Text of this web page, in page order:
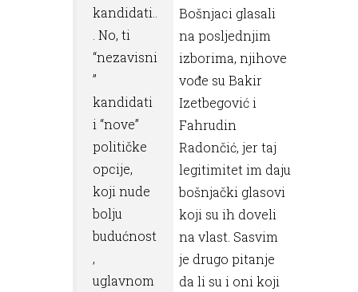
kandidati..
. No, ti
“nezavisni
”
kandidati
i “nove”
političke
opcije,
koji nude
bolju
budućnost
,
uglavnom
Bošnjaci glasali
na posljednjim
izborima, njihove
vođe su Bakir
Izetbegović i
Fahrudin
Radončić, jer taj
legitimitet im daju
bošnjački glasovi
koji su ih doveli
na vlast. Sasvim
je drugo pitanje
da li su i oni koji